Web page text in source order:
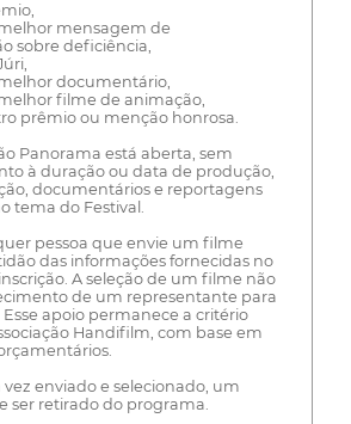
mensagem de
sobre deficiência,
documentário,
filme de animação,
prêmio ou menção honrosa.
Panorama está aberta, sem
à duração ou data de produção,
documentários e reportagens
tema do Festival.
pessoa que envie um filme
das informações fornecidas no
A seleção de um filme não
de um representante para
apoio permanece a critério
Handifilm, com base em
vez enviado e selecionado, um
ser retirado do programa.